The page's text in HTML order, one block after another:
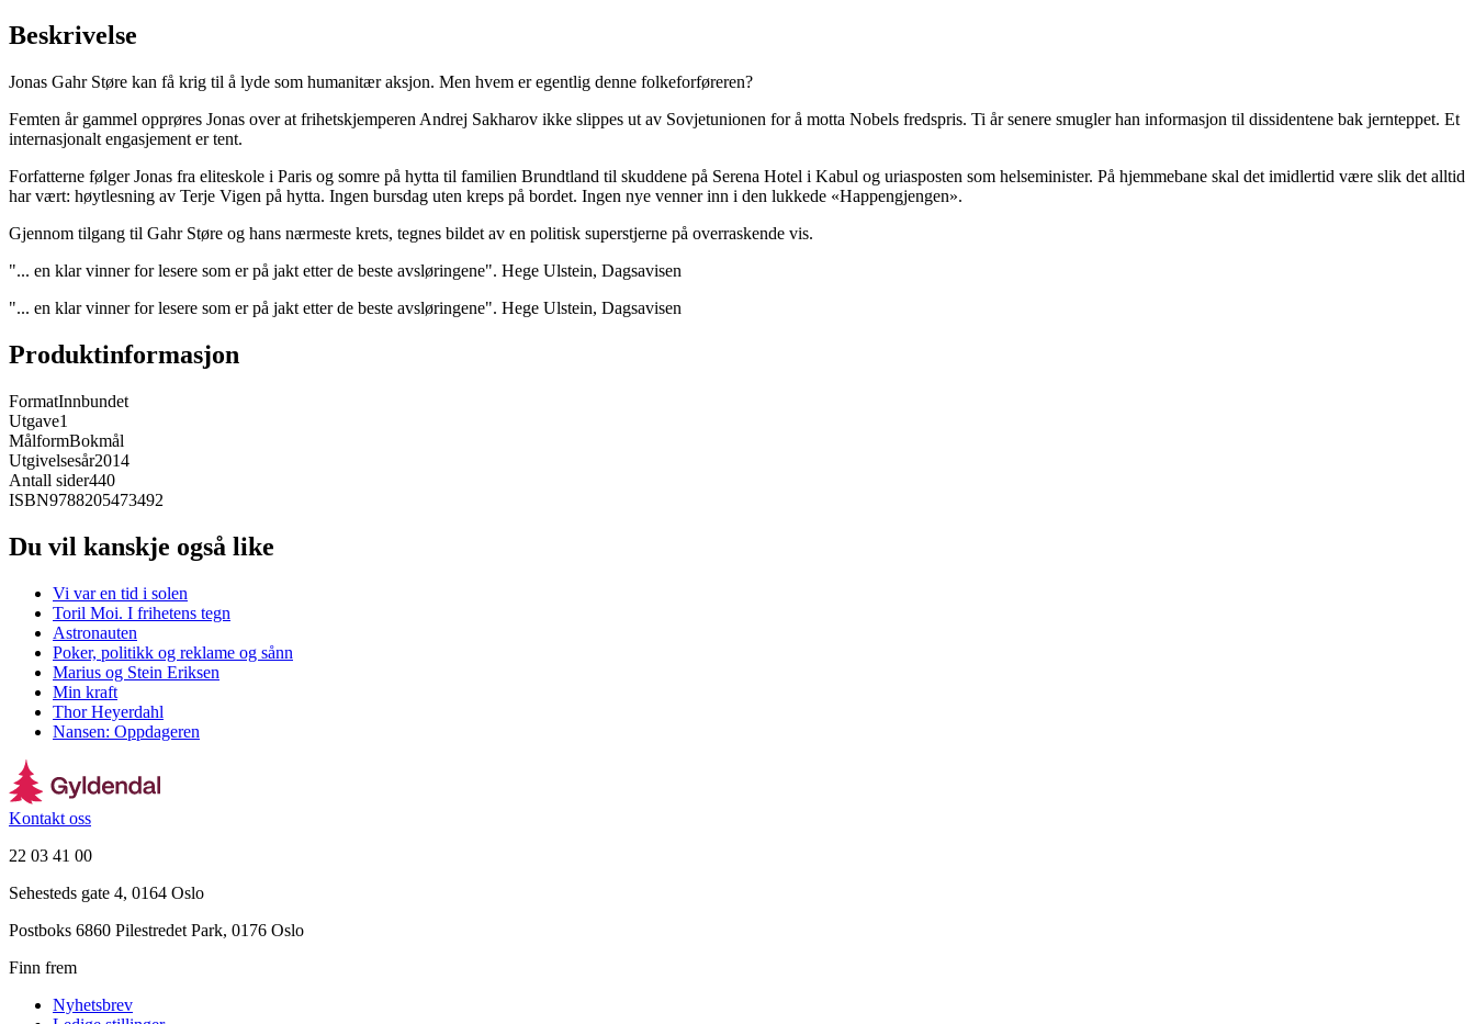
Beskrivelse
Jonas Gahr Støre kan få krig til å lyde som humanitær aksjon. Men hvem er egentlig denne folkeforføreren?
Femten år gammel opprøres Jonas over at frihetskjemperen Andrej Sakharov ikke slippes ut av Sovjetunionen for å motta Nobels fredspris. Ti år senere smugler han informasjon til dissidentene bak jernteppet. Et
internasjonalt engasjement er tent.
Forfatterne følger Jonas fra eliteskole i Paris og somre på hytta til familien Brundtland til skuddene på Serena Hotel i Kabul og uriasposten som helseminister. På hjemmebane skal det imidlertid være slik det alltid
har vært: høytlesning av Terje Vigen på hytta. Ingen bursdag uten kreps på bordet. Ingen nye venner inn i den lukkede «Happengjengen».
Gjennom tilgang til Gahr Støre og hans nærmeste krets, tegnes bildet av en politisk superstjerne på overraskende vis.
"... en klar vinner for lesere som er på jakt etter de beste avsløringene". Hege Ulstein, Dagsavisen
"... en klar vinner for lesere som er på jakt etter de beste avsløringene". Hege Ulstein, Dagsavisen
Produktinformasjon
FormatInnbundet
Utgave1
MålformBokmål
Utgivelsesår2014
Antall sider440
ISBN9788205473492
Du vil kanskje også like
Vi var en tid i solen
Toril Moi. I frihetens tegn
Astronauten
Poker, politikk og reklame og sånn
Marius og Stein Eriksen
Min kraft
Thor Heyerdahl
Nansen: Oppdageren
Kontakt oss
22 03 41 00
Sehesteds gate 4, 0164 Oslo
Postboks 6860 Pilestredet Park, 0176 Oslo
Finn frem
Nyhetsbrev